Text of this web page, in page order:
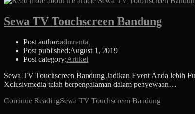
Sewa TV Touchscreen Bandung
Post author:admrental
Post published:August 1, 2019
Post category:Artikel
Sewa TV Touchscreen Bandung Jadikan Event Anda lebih
Xclusivmedia telah berpengalaman dalam penyewaan…
Continue ReadingSewa TV Touchscreen Bandung